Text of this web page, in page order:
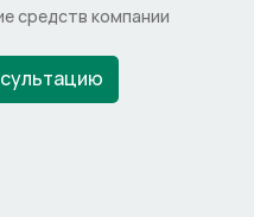
средств компании